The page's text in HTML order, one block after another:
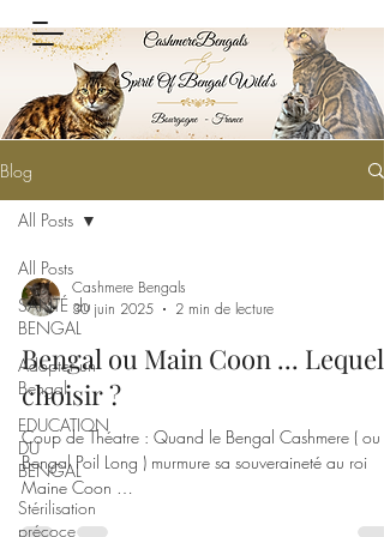
Blog
All Posts
SANTÉ du
BENGAL
Adopter un
Bengal
EDUCATION
DU
BENGAL
Stérilisation
précoce
All Posts
Cashmere Bengals
30 juin 2025
2 min de lecture
Bengal ou Main Coon ... Lequel
choisir ?
Coup de Théatre : Quand le Bengal Cashmere ( ou
Bengal Poil Long ) murmure sa souveraineté au roi
Maine Coon …